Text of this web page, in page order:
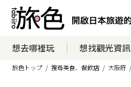
想去哪裡玩 想找觀光資訊
旅色トップ 搜尋美食、餐飲店 大阪府